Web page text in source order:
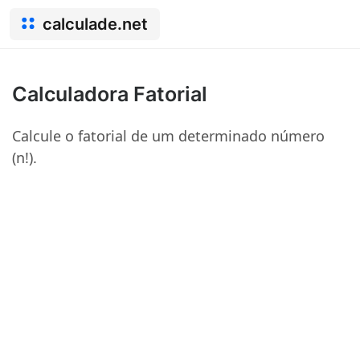
calculade.net
Calculadora Fatorial
Calcule o fatorial de um determinado número
(n!).